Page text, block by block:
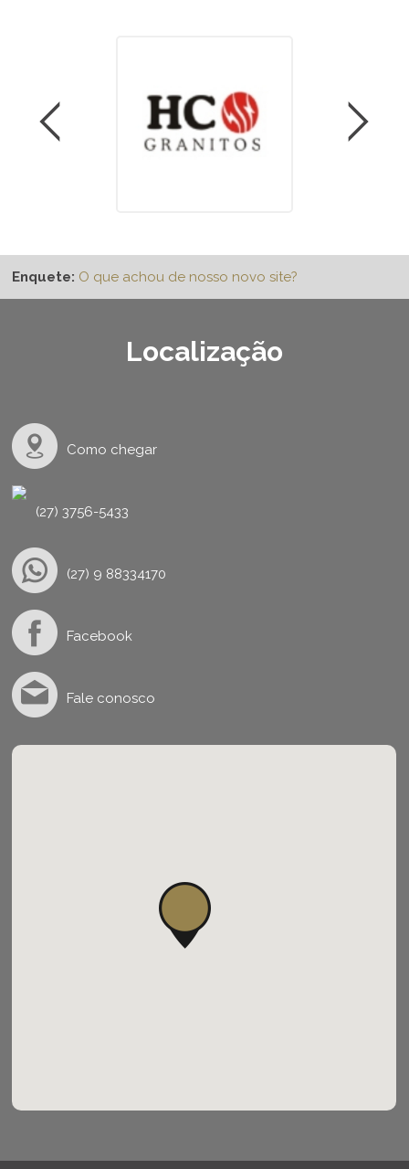
Enquete: O que achou de nosso novo site?
Localização
Como chegar
(27) 3756-5433
(27) 9 88334170
Facebook
Fale conosco